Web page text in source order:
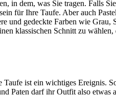
in dem, was Sie tragen. Falls
für Ihre Taufe. Aber auch
und gedeckte Farben wie
klassischen Schnitt zu
ist ein wichtiges Ereignis.
Paten darf ihr Outfit also